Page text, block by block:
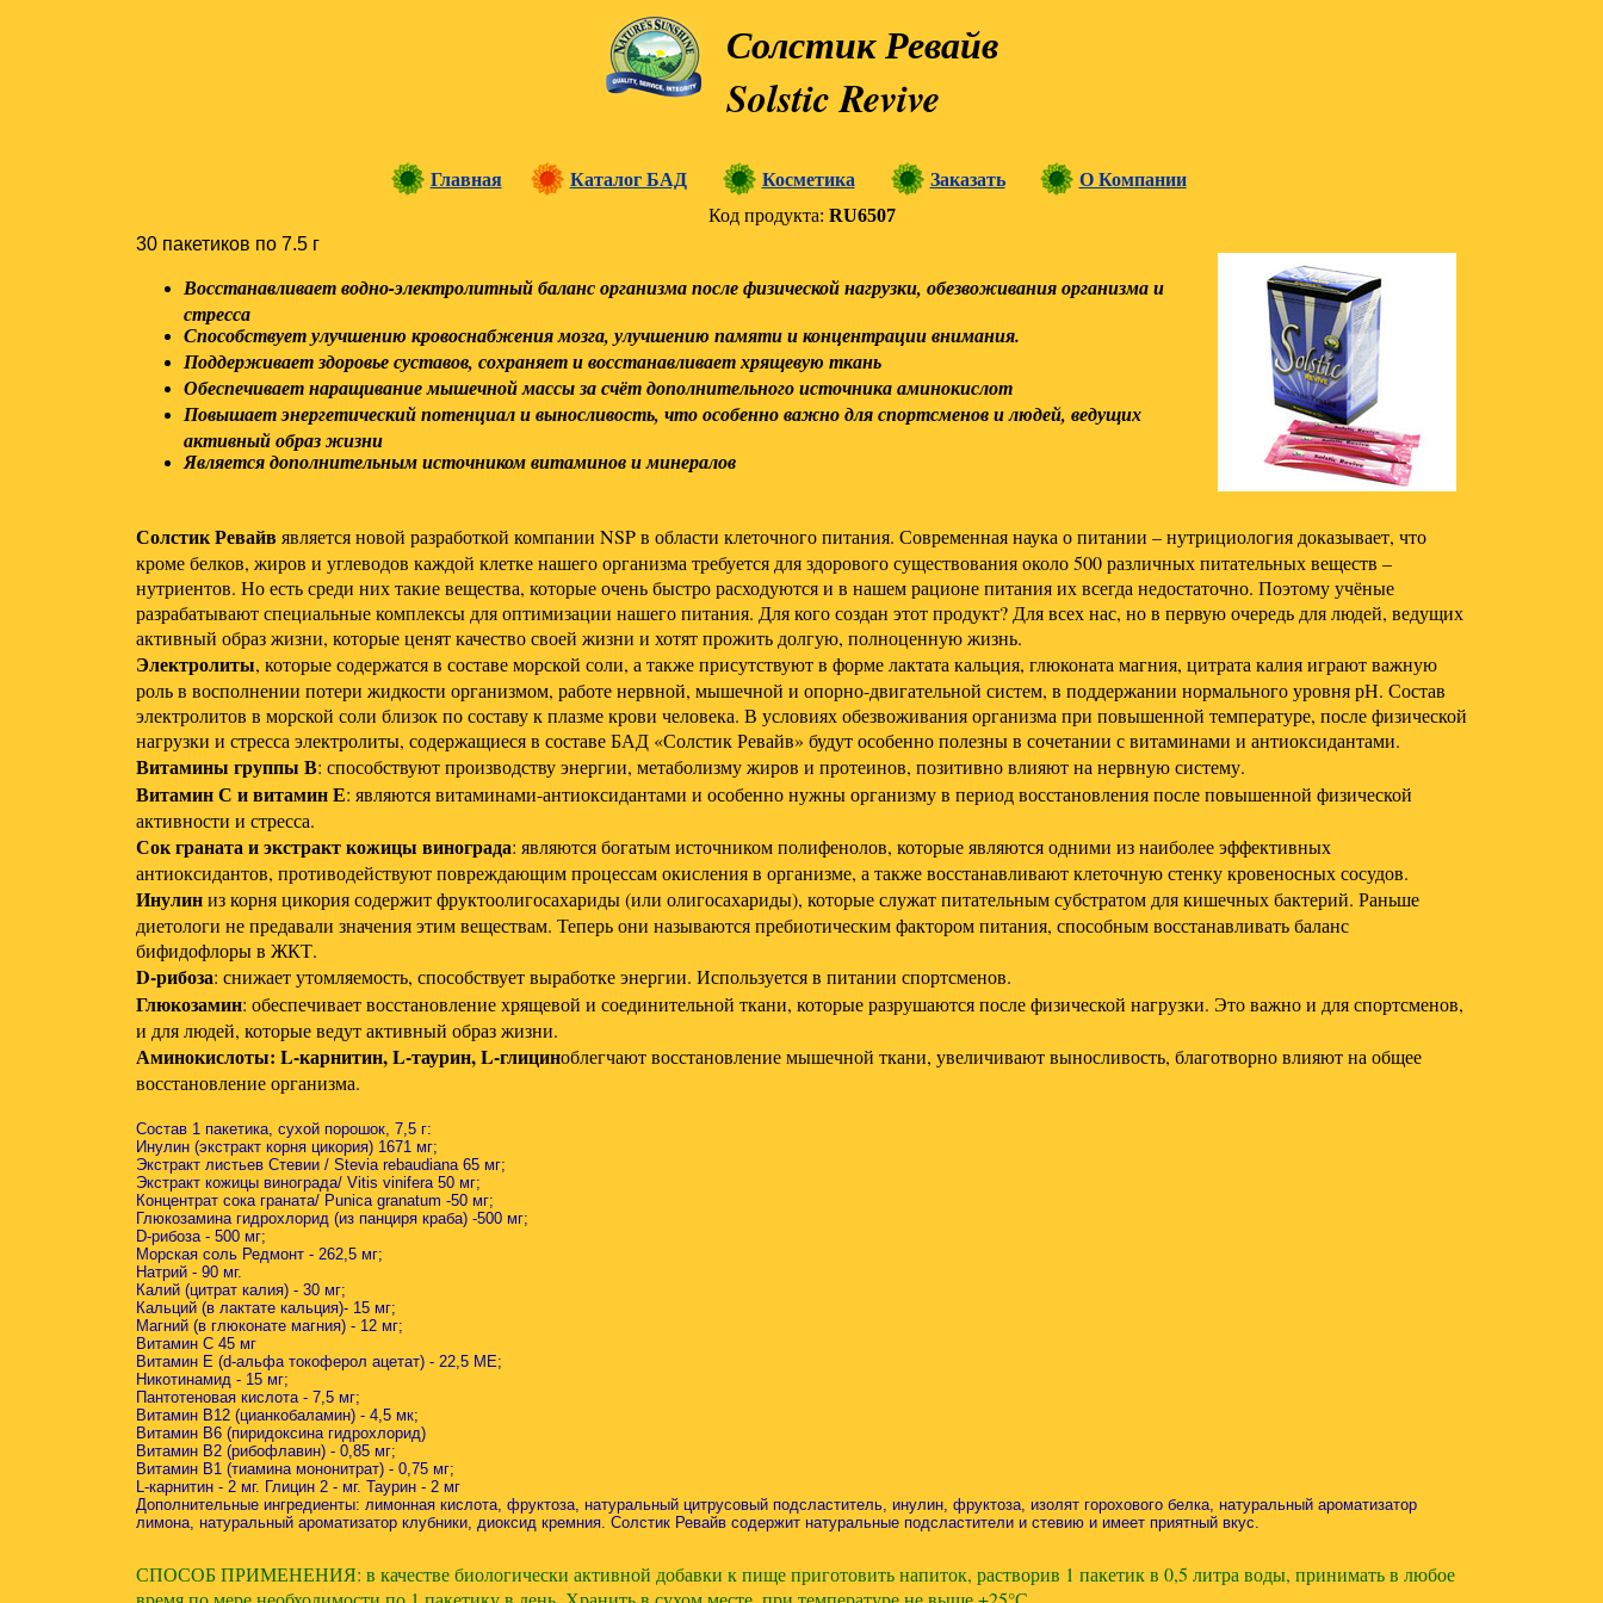
Солстик Ревайв
Solstic Revive
Главная Каталог БАД Косметика Заказать О Компании
Код продукта: RU6507
30 пакетиков по 7.5 г
Восстанавливает водно-электролитный баланс организма после физической нагрузки, обезвоживания организма и
стресса
Способствует улучшению кровоснабжения мозга, улучшению памяти и концентрации внимания.
Поддерживает здоровье суставов, сохраняет и восстанавливает хрящевую ткань
Обеспечивает наращивание мышечной массы за счёт дополнительного источника аминокислот
Повышает энергетический потенциал и выносливость, что особенно важно для спортсменов и людей, ведущих
активный образ жизни
Является дополнительным источником витаминов и минералов
Солстик Ревайвявляется новой разработкой компании NSP в области клеточного питания. Современная наука о питании – нутрициология доказывает, что
кроме белков, жиров и углеводов каждой клетке нашего организма требуется для здорового существования около 500 различных питательных веществ –
нутриентов. Но есть среди них такие вещества, которые очень быстро расходуются и в нашем рационе питания их всегда недостаточно. Поэтому учёные
разрабатывают специальные комплексы для оптимизации нашего питания. Для кого создан этот продукт? Для всех нас, но в первую очередь для людей, ведущих
активный образ жизни, которые ценят качество своей жизни и хотят прожить долгую, полноценную жизнь.
Электролиты, которые содержатся в составе морской соли, а также присутствуют в форме лактата кальция, глюконата магния, цитрата калия играют важную
роль в восполнении потери жидкости организмом, работе нервной, мышечной и опорно-двигательной систем, в поддержании нормального уровня рН. Состав
электролитов в морской соли близок по составу к плазме крови человека. В условиях обезвоживания организма при повышенной температуре, после физической
нагрузки и стресса электролиты, содержащиеся в составе БАД «Солстик Ревайв» будут особенно полезны в сочетании с витаминами и антиоксидантами.
Витамины группы В: способствуют производству энергии, метаболизму жиров и протеинов, позитивно влияют на нервную систему.
Витамин С и витамин Е: являются витаминами-антиоксидантами и особенно нужны организму в период восстановления после повышенной физической
активности и стресса.
Сок граната и экстракт кожицы винограда: являются богатым источником полифенолов, которые являются одними из наиболее эффективных
антиоксидантов, противодействуют повреждающим процессам окисления в организме, а также восстанавливают клеточную стенку кровеносных сосудов.
Инулиниз корня цикория содержит фруктоолигосахариды (или олигосахариды), которые служат питательным субстратом для кишечных бактерий. Раньше
диетологи не предавали значения этим веществам. Теперь они называются пребиотическим фактором питания, способным восстанавливать баланс
бифидофлоры в ЖКТ.
D-рибоза: снижает утомляемость, способствует выработке энергии. Используется в питании спортсменов.
Глюкозамин: обеспечивает восстановление хрящевой и соединительной ткани, которые разрушаются после физической нагрузки. Это важно и для спортсменов,
и для людей, которые ведут активный образ жизни.
Аминокислоты: L-карнитин, L-таурин, L-глициноблегчают восстановление мышечной ткани, увеличивают выносливость, благотворно влияют на общее
восстановление организма.
Состав 1 пакетика, сухой порошок, 7,5 г:
Инулин (экстракт корня цикория) 1671 мг;
Экстракт листьев Стевии / Stevia rebaudiana 65 мг;
Экстракт кожицы винограда/ Vitis vinifera 50 мг;
Концентрат сока граната/ Punica granatum -50 мг;
Глюкозамина гидрохлорид (из панциря краба) -500 мг;
D-рибоза - 500 мг;
Морская соль Редмонт - 262,5 мг;
Натрий - 90 мг.
Калий (цитрат калия) - 30 мг;
Кальций (в лактате кальция)- 15 мг;
Магний (в глюконате магния) - 12 мг;
Витамин С 45 мг
Витамин E (d-альфа токоферол ацетат) - 22,5 МЕ;
Никотинамид - 15 мг;
Пантотеновая кислота - 7,5 мг;
Витамин В12 (цианкобаламин) - 4,5 мк;
Витамин В6 (пиридоксина гидрохлорид)
Витамин В2 (рибофлавин) - 0,85 мг;
Витамин В1 (тиамина мононитрат) - 0,75 мг;
L-карнитин - 2 мг. Глицин 2 - мг. Таурин - 2 мг
Дополнительные ингредиенты: лимонная кислота, фруктоза, натуральный цитрусовый подсластитель, инулин, фруктоза, изолят горохового белка, натуральный ароматизатор
лимона, натуральный ароматизатор клубники, диоксид кремния. Солстик Ревайв содержит натуральные подсластители и стевию и имеет приятный вкус.
СПОСОБ ПРИМЕНЕНИЯ: в качестве биологически активной добавки к пище приготовить напиток, растворив 1 пакетик в 0,5 литра воды, принимать в любое